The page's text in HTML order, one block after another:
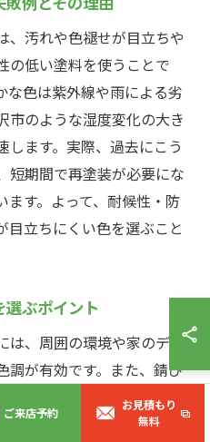
、汚れや色褪せが目立ちや
の低い塗料を使うことで
な色は紫外線や雨による劣
市のような湿度変化の大き
します。実際、過去にこう
短期間で再塗装が必要にな
ます。よって、耐候性・防
目立ちにくい色を選ぶこと
ぶポイント
は、周囲の環境や家のデザ
調が有効です。また、錆び
効果の高い塗料と相性の良
えば、グレーやベージュ
ご来店予約
お見積もり
無料